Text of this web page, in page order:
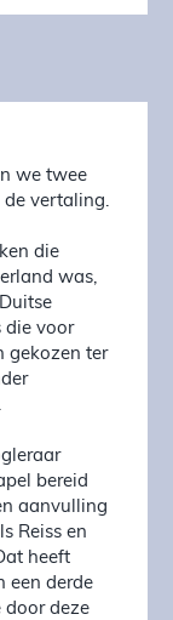
we twee
de vertaling.
die
was,
die voor
gekozen ter
bereid
aanvulling
Reiss en
heeft
een derde
door deze